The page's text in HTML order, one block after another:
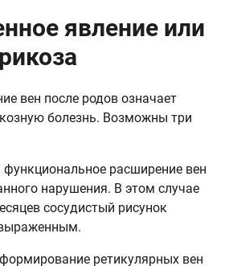
явление или
вен после родов означает
болезнь. Возможны три
расширение вен
нарушения. В этом случае
сосудистый рисунок
ретикулярных вен